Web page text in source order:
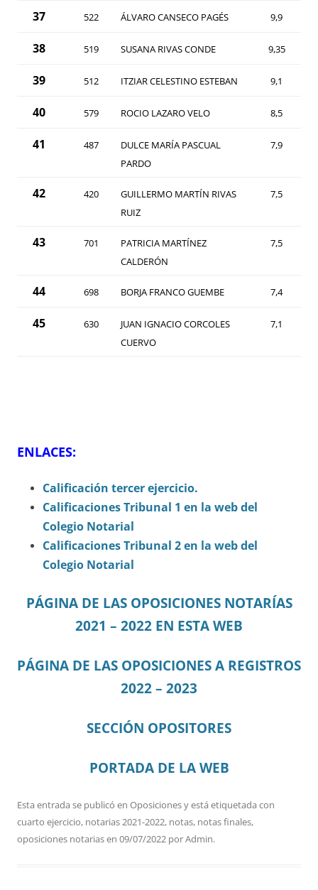
37 522 ÁLVARO CANSECO PAGÉS 9,9
38 519 SUSANA RIVAS CONDE 9,35
39 512 ITZIAR CELESTINO ESTEBAN 9,1
40 579 ROCIO LAZARO VELO 8,5
41 487
DULCE MARÍA PASCUAL
PARDO
7,9
42 420
GUILLERMO MARTÍN RIVAS
RUIZ
7,5
43 701
PATRICIA MARTÍNEZ
CALDERÓN
7,5
44 698 BORJA FRANCO GUEMBE 7,4
45 630
JUAN IGNACIO CORCOLES
CUERVO
7,1
ENLACES:
Calificación tercer ejercicio.
Calificaciones Tribunal 1 en la web del
Colegio Notarial
Calificaciones Tribunal 2 en la web del
Colegio Notarial
PÁGINA DE LAS OPOSICIONES NOTARÍAS
2021 – 2022 EN ESTA WEB
PÁGINA DE LAS OPOSICIONES A REGISTROS
2022 – 2023
SECCIÓN OPOSITORES
PORTADA DE LA WEB
Esta entrada se publicó en Oposicionesy está etiquetada con
cuarto ejercicio, notarias 2021-2022, notas, notas finales,
oposiciones notariasen 09/07/2022 porAdmin.